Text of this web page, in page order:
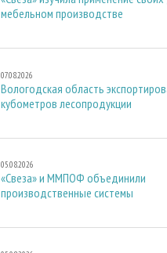
мебельном производстве
07.08.2026
Вологодская область
кубометров лесопродукции
05.08.2026
«Свеза» и ММПОФ объединили
производственные системы